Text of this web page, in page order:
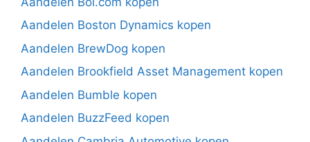
Aandelen Boston Dynamics kopen
Aandelen BrewDog kopen
Aandelen Brookfield Asset Management kopen
Aandelen Bumble kopen
Aandelen BuzzFeed kopen